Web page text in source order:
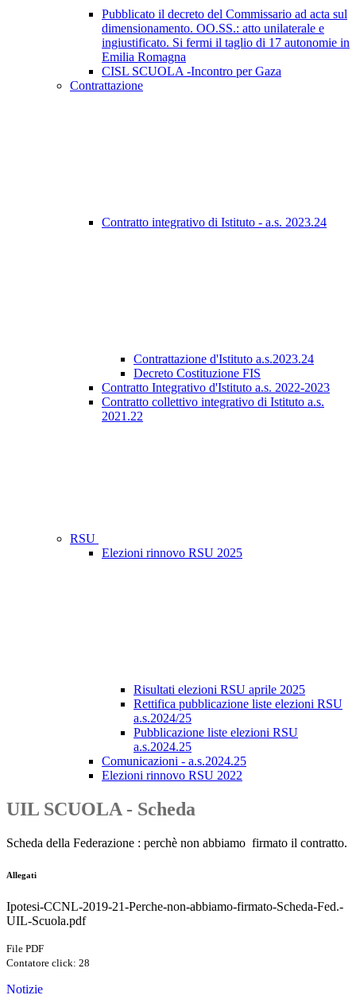
Pubblicato il decreto del Commissario ad acta sul
dimensionamento. OO.SS.: atto unilaterale e
ingiustificato. Si fermi il taglio di 17 autonomie in
Emilia Romagna
CISL SCUOLA -Incontro per Gaza
Contrattazione
Contratto integrativo di Istituto - a.s. 2023.24
Contrattazione d'Istituto a.s.2023.24
Decreto Costituzione FIS
Contratto Integrativo d'Istituto a.s. 2022-2023
Contratto collettivo integrativo di Istituto a.s.
2021.22
RSU
Elezioni rinnovo RSU 2025
Risultati elezioni RSU aprile 2025
Rettifica pubblicazione liste elezioni RSU
a.s.2024/25
Pubblicazione liste elezioni RSU
a.s.2024.25
Comunicazioni - a.s.2024.25
Elezioni rinnovo RSU 2022
UIL SCUOLA - Scheda
Scheda della Federazione : perchè non abbiamo firmato il contratto.
Allegati
Ipotesi-CCNL-2019-21-Perche-non-abbiamo-firmato-Scheda-Fed.-
UIL-Scuola.pdf
File PDF
Contatore click: 28
Notizie